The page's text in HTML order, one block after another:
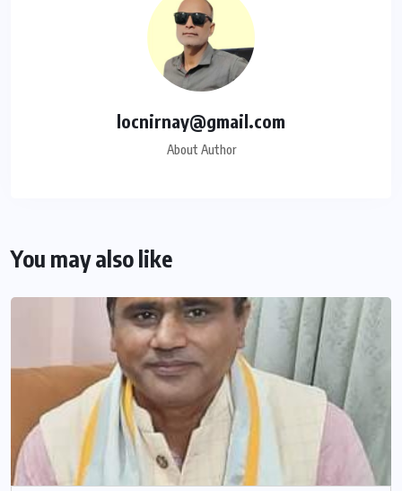
locnirnay@gmail.com
About Author
You may also like